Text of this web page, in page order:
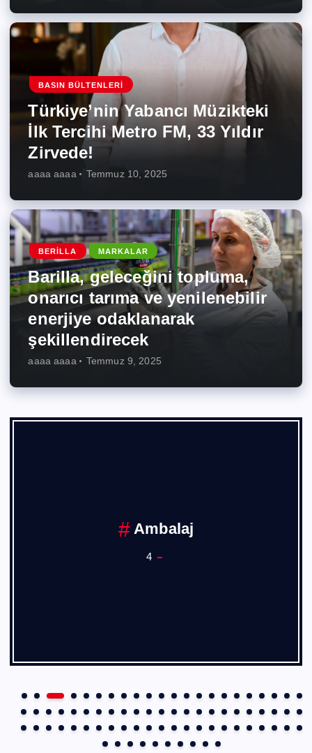
BASIN BÜLTENLERI
Türkiye’nin Yabancı Müzikteki
İlk Tercihi Metro FM, 33 Yıldır
Zirvede!
aaaa aaaa Temmuz 10, 2025
BERILLA MARKALAR
Barilla, geleceğini topluma,
onarıcı tarıma ve yenilenebilir
enerjiye odaklanarak
şekillendirecek
aaaa aaaa Temmuz 9, 2025
Ambalaj
4